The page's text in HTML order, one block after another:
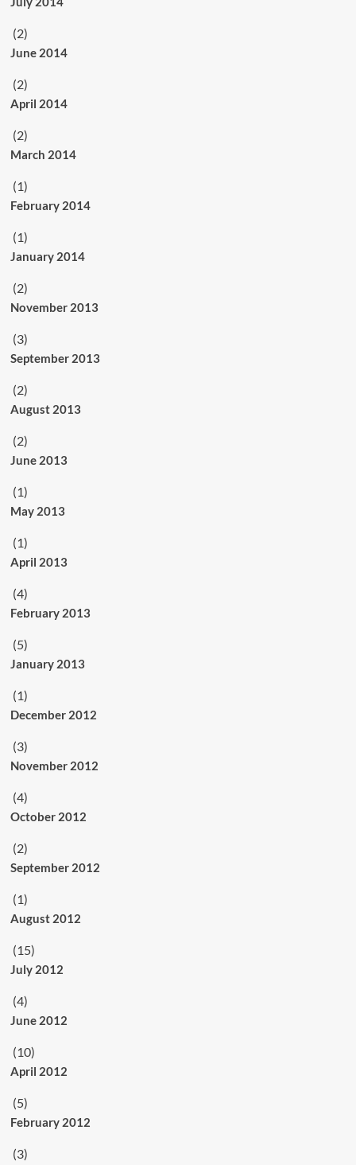
(2)
June 2014
(2)
April 2014
(2)
March 2014
(1)
February 2014
(1)
January 2014
(2)
November 2013
(3)
September 2013
(2)
August 2013
(2)
June 2013
(1)
May 2013
(1)
April 2013
(4)
February 2013
(5)
January 2013
(1)
December 2012
(3)
November 2012
(4)
October 2012
(2)
September 2012
(1)
August 2012
(15)
July 2012
(4)
June 2012
(10)
April 2012
(5)
February 2012
(3)